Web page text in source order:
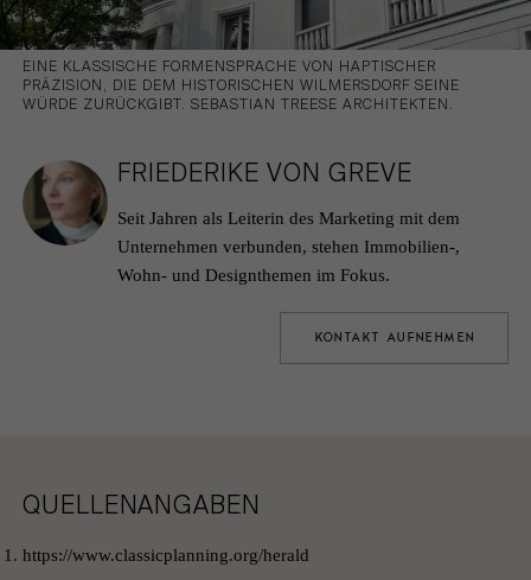
EINE KLASSISCHE FORMENSPRACHE VON HAPTISCHER
PRÄZISION, DIE DEM HISTORISCHEN WILMERSDORF SEINE
WÜRDE ZURÜCKGIBT. SEBASTIAN TREESE ARCHITEKTEN.
FRIEDERIKE VON GREVE
Seit Jahren als Leiterin des Marketing mit dem
Unternehmen verbunden, stehen Immobilien-,
Wohn- und Designthemen im Fokus.
KONTAKT AUFNEHMEN
QUELLENANGABEN
https://www.classicplanning.org/herald